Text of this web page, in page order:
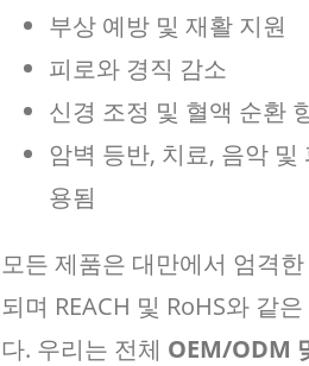
부상 예방 및 재활 지원
피로와 경직 감소
신경 조정 및 혈액 순환
암벽 등반, 치료, 음악
용됨
모든 제품은 대만에서 엄격
되며 REACH 및 RoHS와 같
다. 우리는 전체 OEM/ODM